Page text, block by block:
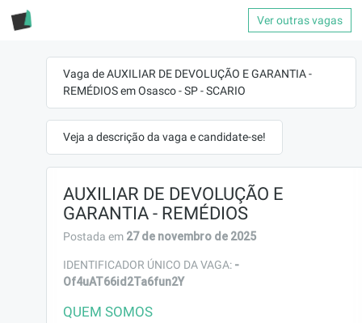
Ver outras vagas
Vaga de AUXILIAR DE DEVOLUÇÃO E GARANTIA -
REMÉDIOS em Osasco - SP - SCARIO
Veja a descrição da vaga e candidate-se!
AUXILIAR DE DEVOLUÇÃO E
GARANTIA - REMÉDIOS
Postada em 27 de novembro de 2025
IDENTIFICADOR ÚNICO DA VAGA: -
Of4uAT66id2Ta6fun2Y
QUEM SOMOS